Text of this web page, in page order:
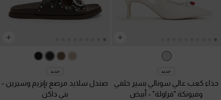
جديد
حذاء كعب عالي سونالي بسير خلفي
وفيونكة "فراولة" - أبيض
جديد
صندل سلايد مرصع بإبزيم وسيرين -
بني داكن